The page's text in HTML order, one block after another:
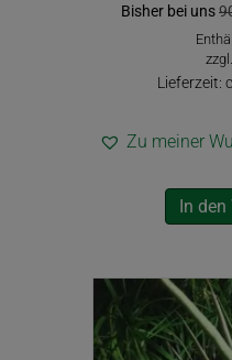
Bisher bei uns
zzgl.
Lieferzeit:
Zu meiner
In den